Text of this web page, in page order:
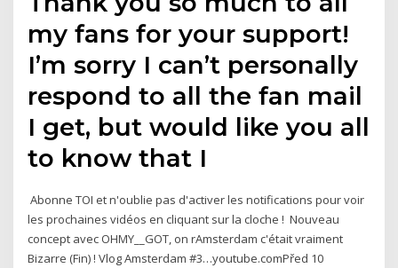
my fans for your support!
I’m sorry I can’t personally
respond to all the fan mail
I get, but would like you all
to know that I
️ Abonne TOI et n'oublie pas d'activer les notifications pour voir
les prochaines vidéos en cliquant sur la cloche ! ️ Nouveau
concept avec OHMY__GOT, on rAmsterdam c'était vraiment
Bizarre (Fin) ! Vlog Amsterdam #3…youtube.comPřed 10